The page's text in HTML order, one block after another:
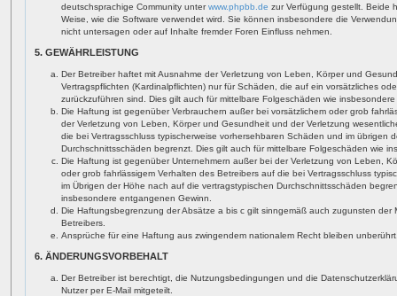
deutschsprachige Community unterwww.phpbb.de zur Verfügung gestellt. Beide
Weise, wie die Software verwendet wird. Sie können insbesondere die
nicht untersagen oder auf Inhalte fremder Foren Einfluss nehmen.
5. GEWÄHRLEISTUNG
Der Betreiber haftet mit Ausnahme der Verletzung von Leben, Körper und
Vertragspflichten (Kardinalpflichten) nur für Schäden, die auf ein vorsätzliches
zurückzuführen sind. Dies gilt auch für mittelbare Folgeschäden wie
Die Haftung ist gegenüber Verbrauchern außer bei vorsätzlichem oder grob
der Verletzung von Leben, Körper und Gesundheit und der Verletzung
die bei Vertragsschluss typischerweise vorhersehbaren Schäden und im übrigen
Durchschnittsschäden begrenzt. Dies gilt auch für mittelbare Folgeschäden wie
Die Haftung ist gegenüber Unternehmern außer bei der Verletzung von Leben,
oder grob fahrlässigem Verhalten des Betreibers auf die bei Vertragsschluss
im Übrigen der Höhe nach auf die vertragstypischen Durchschnittsschäden
insbesondere entgangenen Gewinn.
Die Haftungsbegrenzung der Absätze a bis c gilt sinngemäß auch zugunsten der
Betreibers.
Ansprüche für eine Haftung aus zwingendem nationalem Recht bleiben
6. ÄNDERUNGSVORBEHALT
Der Betreiber ist berechtigt, die Nutzungsbedingungen und die
Nutzer per E-Mail mitgeteilt.